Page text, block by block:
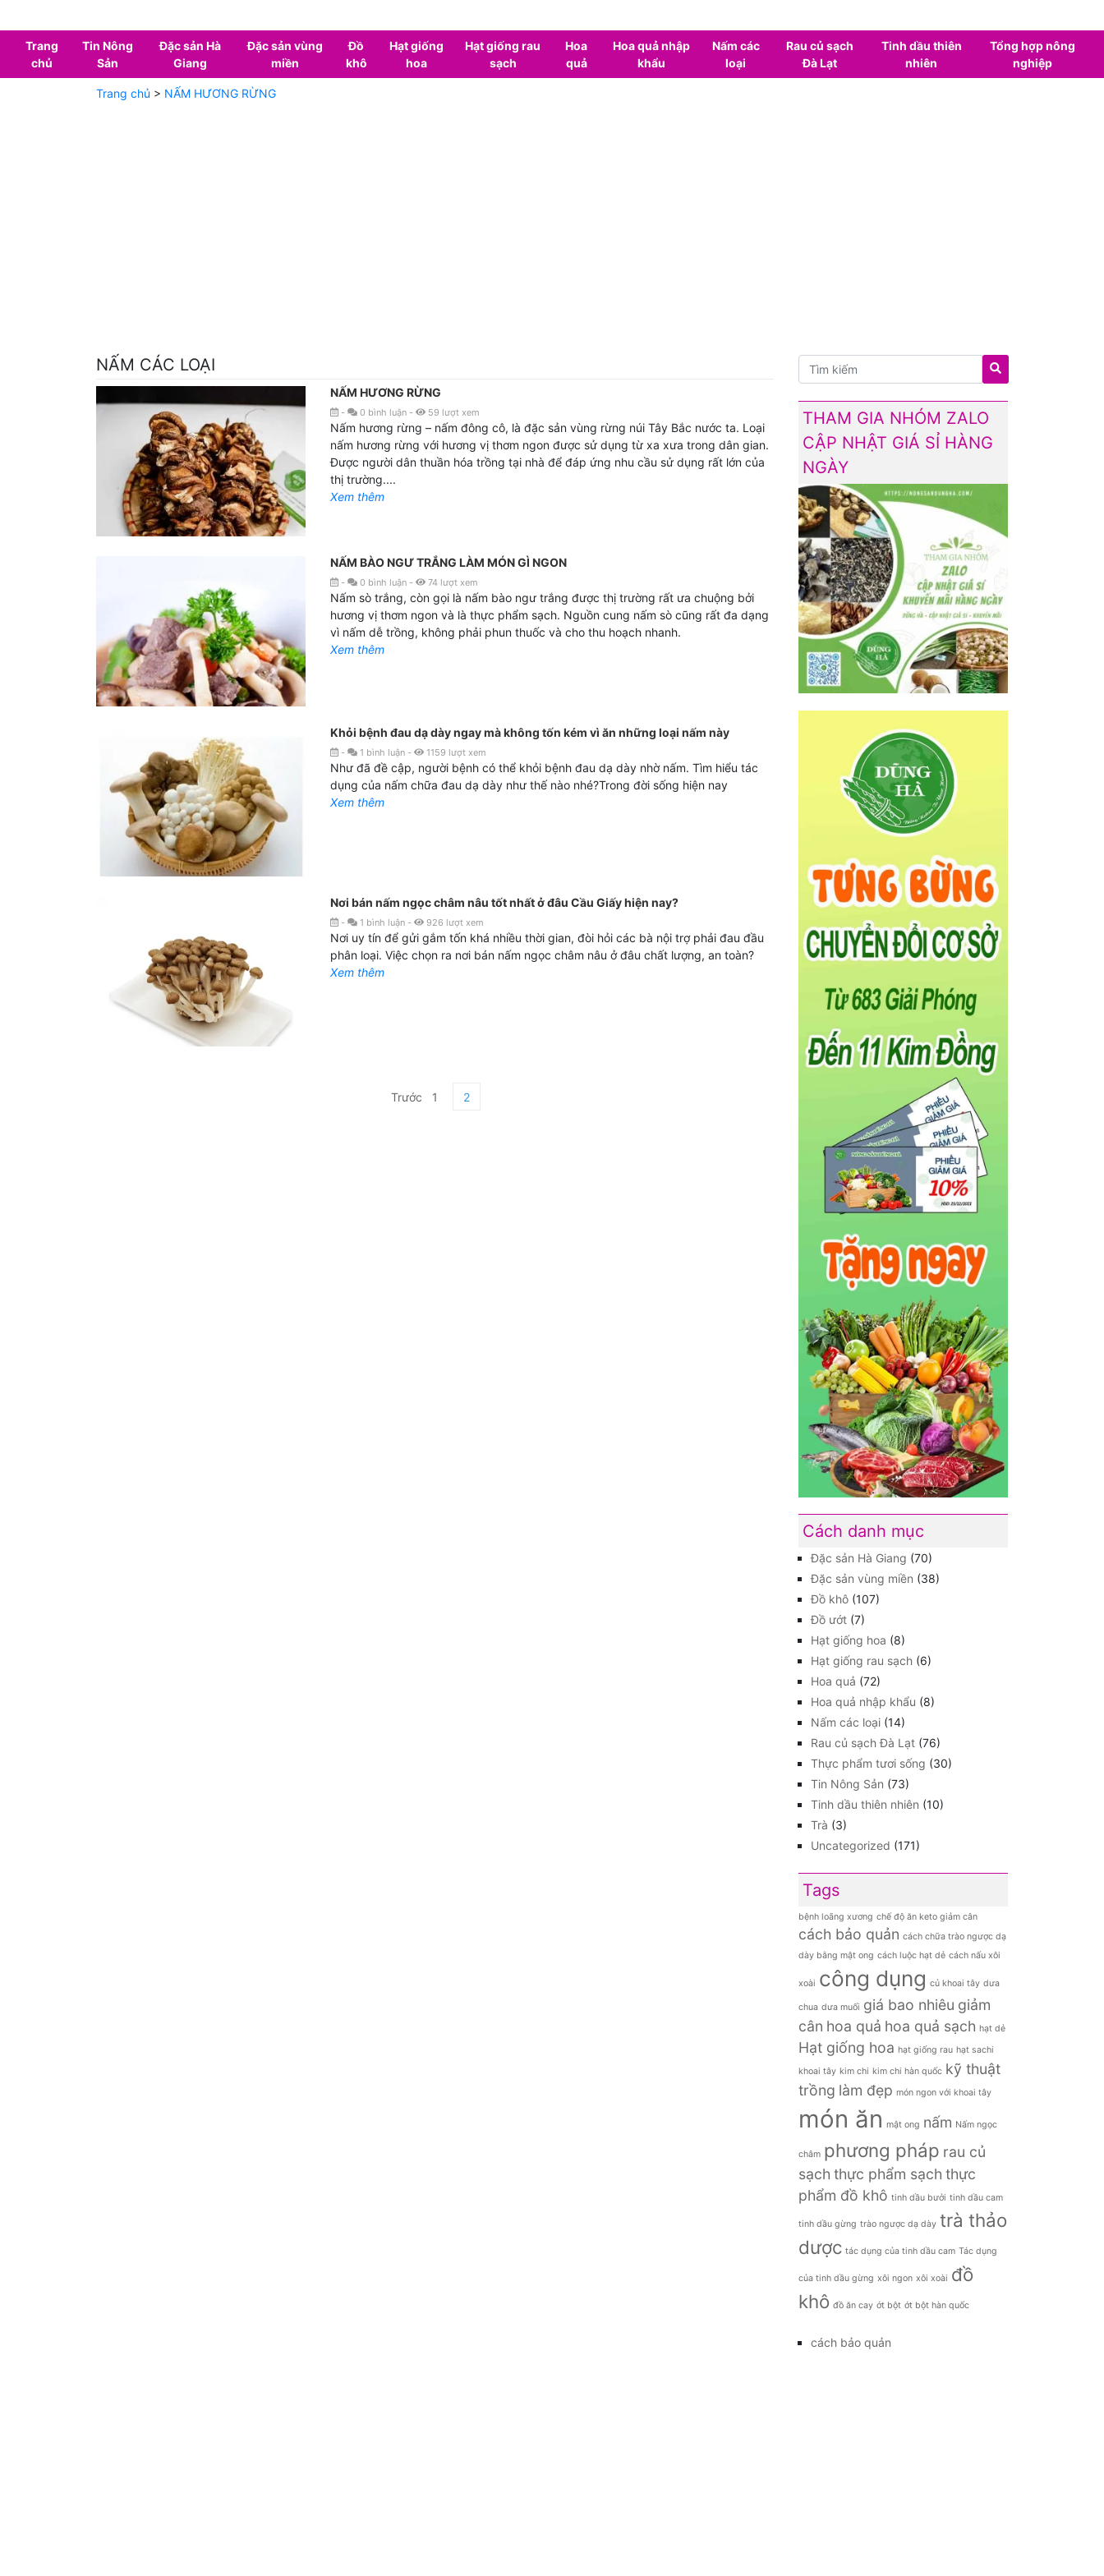
Trang
chủ
Tin Nông
Sản
Đặc sản Hà
Giang
Đặc sản vùng
miền
Đồ
khô
Hạt giống
hoa
Hạt giống rau
sạch
Hoa
quả
Hoa quả nhập
khẩu
Nấm các
loại
Rau củ sạch
Đà Lạt
Tinh dầu thiên
nhiên
Tổng hợp nông
nghiệp
Trang chủ > NẤM HƯƠNG RỪNG
NẤM CÁC LOẠI
NẤM HƯƠNG RỪNG
- 0 bình luận - 59 lượt xem
Nấm hương rừng – nấm đông cô, là đặc sản vùng rừng núi Tây Bắc nước ta. Loại
nấm hương rừng với hương vị thơm ngon được sử dụng từ xa xưa trong dân gian.
Được người dân thuần hóa trồng tại nhà để đáp ứng nhu cầu sử dụng rất lớn của
thị trường....
Xem thêm
NẤM BÀO NGƯ TRẮNG LÀM MÓN GÌ NGON
- 0 bình luận - 74 lượt xem
Nấm sò trắng, còn gọi là nấm bào ngư trắng được thị trường rất ưa chuộng bởi
hương vị thơm ngon và là thực phẩm sạch. Nguồn cung nấm sò cũng rất đa dạng
vì nấm dễ trồng, không phải phun thuốc và cho thu hoạch nhanh.
Xem thêm
Khỏi bệnh đau dạ dày ngay mà không tốn kém vì ăn những loại nấm này
- 1 bình luận - 1159 lượt xem
Như đã đề cập, người bệnh có thể khỏi bệnh đau dạ dày nhờ nấm. Tìm hiểu tác
dụng của nấm chữa đau dạ dày như thế nào nhé?Trong đời sống hiện nay
Xem thêm
Nơi bán nấm ngọc châm nâu tốt nhất ở đâu Cầu Giấy hiện nay?
- 1 bình luận - 926 lượt xem
Nơi uy tín để gửi gắm tốn khá nhiều thời gian, đòi hỏi các bà nội trợ phải đau đầu
phân loại. Việc chọn ra nơi bán nấm ngọc châm nâu ở đâu chất lượng, an toàn?
Xem thêm
Trước 1 2
THAM GIA NHÓM ZALO
CẬP NHẬT GIÁ SỈ HÀNG
NGÀY
Cách danh mục
Đặc sản Hà Giang (70)
Đặc sản vùng miền (38)
Đồ khô (107)
Đồ ướt (7)
Hạt giống hoa (8)
Hạt giống rau sạch (6)
Hoa quả (72)
Hoa quả nhập khẩu (8)
Nấm các loại (14)
Rau củ sạch Đà Lạt (76)
Thực phẩm tươi sống (30)
Tin Nông Sản (73)
Tinh dầu thiên nhiên (10)
Trà (3)
Uncategorized (171)
Tags
bệnh loãng xương chế độ ăn keto giảm cân
cách bảo quản cách chữa trào ngược dạ
dày bằng mật ong cách luộc hạt dẻ cách nấu xôi
xoài công dụng củ khoai tây dưa
chua dưa muối giá bao nhiêu giảm
cân hoa quả hoa quả sạch hạt dẻ
Hạt giống hoa hạt giống rau hạt sachi
khoai tây kim chi kim chi hàn quốc kỹ thuật
trồng làm đẹp món ngon với khoai tây
món ăn mật ong nấm Nấm ngọc
châm phương pháp rau củ
sạch thực phẩm sạch thực
phẩm đồ khô tinh dầu bưởi tinh dầu cam
tinh dầu gừng trào ngược dạ dày trà thảo
dược tác dụng của tinh dầu cam Tác dụng
của tinh dầu gừng xôi ngon xôi xoài đồ
khô đồ ăn cay ớt bột ớt bột hàn quốc
cách bảo quản